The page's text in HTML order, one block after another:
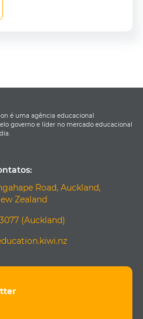
é uma agência educacional
governo e líder no mercado educacional
Road, Auckland,
Zealand
(Auckland)